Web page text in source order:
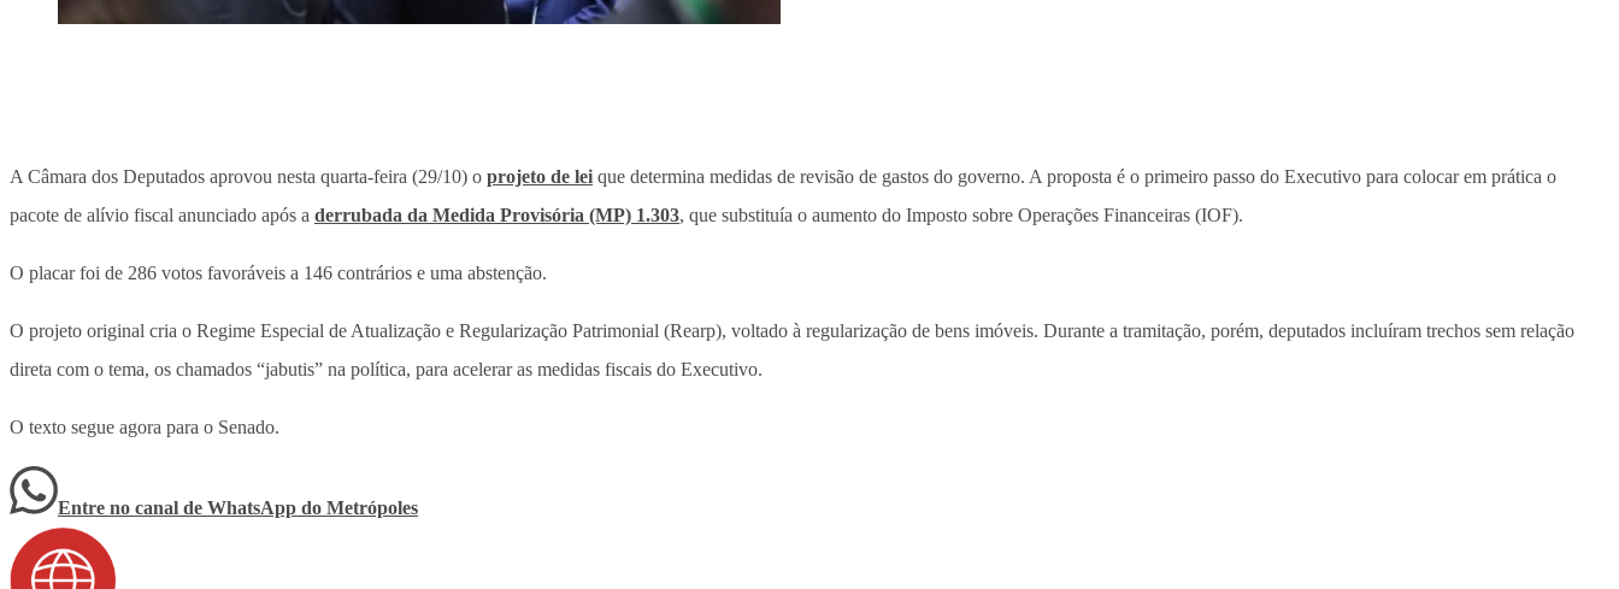
A Câmara dos Deputados aprovou nesta quarta-feira (29/10) o projeto de lei que determina medidas de revisão de gastos do governo. A proposta é o primeiro passo do Executivo para colocar em prática o
pacote de alívio fiscal anunciado após a derrubada da Medida Provisória (MP) 1.303, que substituía o aumento do Imposto sobre Operações Financeiras (IOF).
O placar foi de 286 votos favoráveis a 146 contrários e uma abstenção.
O projeto original cria o Regime Especial de Atualização e Regularização Patrimonial (Rearp), voltado à regularização de bens imóveis. Durante a tramitação, porém, deputados incluíram trechos sem relação
direta com o tema, os chamados “jabutis” na política, para acelerar as medidas fiscais do Executivo.
O texto segue agora para o Senado.
Entre no canal de WhatsApp do Metrópoles